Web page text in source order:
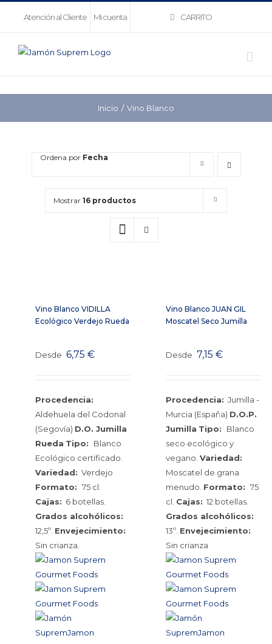
Atención al Cliente Mi cuenta CARRITO
Inicio Vino Blanco
Ordena por Fecha
Mostrar 16 productos
Vino Blanco VIDILLA
Ecológico Verdejo Rueda
Desde 6,75€
Procedencia:
Aldehuela del Codonal
(Segovía) D.O. Jumilla
Rueda Tipo: Blanco
Ecológico certificado.
Variedad: Verdejo
Formato:75 cl.
Cajas: 6 botellas.
Grados alcohólicos:
12,5º. Envejecimiento:
Sin crianza.
Vino Blanco JUAN GIL
Moscatel Seco Jumilla
Desde 7,15€
Procedencia: Jumilla -
Murcia (España) D.O.P.
Jumilla Tipo: Blanco
seco ecológico y
vegano.Variedad:
Moscatel de grana
menudo. Formato:75
cl. Cajas: 12 botellas.
Grados alcohólicos:
13º. Envejecimiento:
Sin crianza